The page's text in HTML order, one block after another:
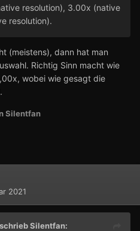
resolution), 3.00x (native
resolution).
(meistens), dann hat man
Richtig Sinn macht wie
wobei wie gesagt die
Silentfan
2021
Silentfan: